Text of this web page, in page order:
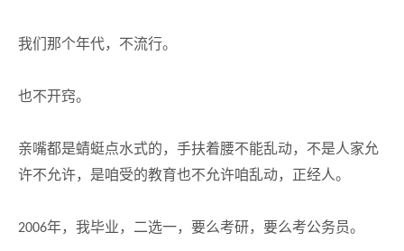
我们那个年代，不流行。
也不开窍。
亲嘴都是蜻蜓点水式的，手扶着腰不能乱动，不是人家允
许不允许，是咱受的教育也不允许咱乱动，正经人。
2006年，我毕业，二选一，要么考研，要么考公务员。